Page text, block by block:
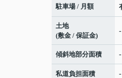
駐車場 / 月額
土地
(敷金 / 保証金)
傾斜地部分面積 -
私道負担面積 -